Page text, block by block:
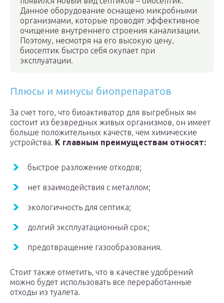
Данное оборудование оснащено микробными
организмами, которые проводят эффективное
очищение внутреннего строения канализации.
Поэтому, несмотря на его высокую цену,
биосептик быстро себя окупает при
эксплуатации.
Плюсы и минусы биопрепаратов
За счет того, что биоактиватор для выгребных ям
состоит из безвредных живых организмов, он имеет
больше положительных качеств, чем химические
устройства. К главным преимуществам относят:
быстрое разложение отходов;
нет взаимодействия с металлом;
экологичность для септика;
долгий эксплуатационный срок;
предотвращение газообразования.
Стоит также отметить, что в качестве удобрений
можно будет использовать все переработанные
отходы из туалета.